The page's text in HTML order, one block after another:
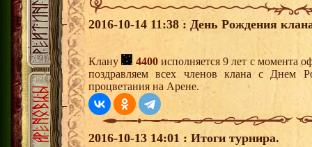
2016-10-14 11:38 : День Рождения
Клану 4400исполняется 9 лет с момента
поздравляем всех членов клана с Днем
процветания на Арене.
2016-10-13 14:01 : Итоги турнира.